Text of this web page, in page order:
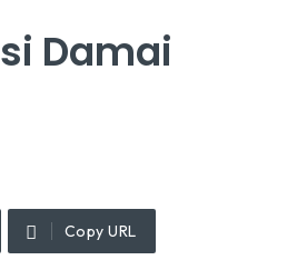
Damai
Copy URL